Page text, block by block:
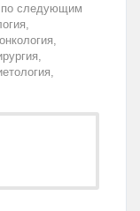
по следующим